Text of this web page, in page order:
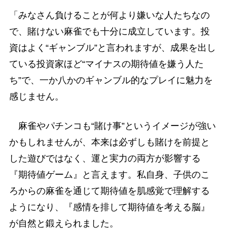
「みなさん負けることが何より嫌いな人たちなの
で、賭けない麻雀でも十分に成立しています。投
資はよく“ギャンブル”と言われますが、成果を出し
ている投資家ほど“マイナスの期待値を嫌う人た
ち”で、一か八かのギャンブル的なプレイに魅力を
感じません。
麻雀やパチンコも“賭け事”というイメージが強い
かもしれませんが、本来は必ずしも賭けを前提と
した遊びではなく、運と実力の両方が影響する
『期待値ゲーム』と言えます。私自身、子供のこ
ろからの麻雀を通じて期待値を肌感覚で理解する
ようになり、『感情を排して期待値を考える脳』
が自然と鍛えられました。